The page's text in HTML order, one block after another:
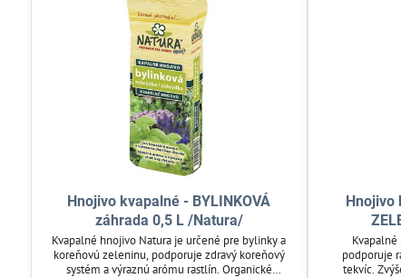
Hnojivo kvapalné - BYLINKOVÁ
záhrada 0,5 L /Natura/
Kvapalné hnojivo Natura je určené pre bylinky a
koreňovú zeleninu, podporuje zdravý koreňový
systém a výraznú arómu rastlín. Organické
Hnojivo
podporuje
tekvíc.